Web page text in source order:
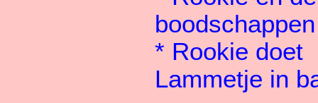
boodschappen
* Rookie doet
Lammetje in